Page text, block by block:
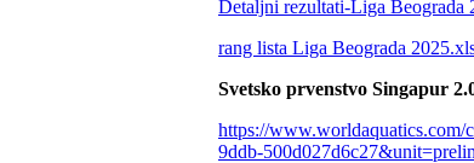
Detaljni rezultati-Liga Beograda
rang lista Liga Beograda
Svetsko prvenstvo Singapur
https://www.worldaquatics.com/
9ddb-